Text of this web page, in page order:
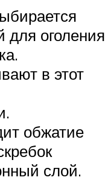
для оголения
в этот
обжатие
слой.